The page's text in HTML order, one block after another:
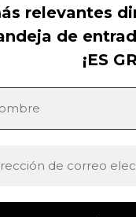
relevantes
de
¡ES